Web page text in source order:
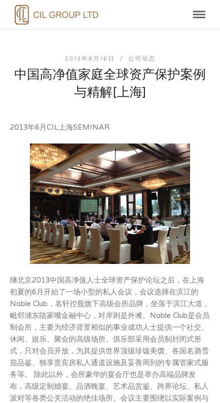
2013年8月16日 / 公司动态
中国高净值家庭全球资产保护案例
与精解[上海]
2013年6月CIL上海SEMINAR
继北京2013中国高净值人士全球资产保护论坛之后，在上海
初夏的6月开始了一场小型的私人会议，会议选择在滨江的
Noble Club，名轩控股旗下高级会所品牌，坐落于滨江大道，
毗邻浦东陆家嘴金融中心，对岸则是外滩。Noble Club是会员
制会所，主要为经济背景相似的事业成功人士提供一个社交、
休闲、娱乐、聚会的高级场所。俱乐部采用会员制封闭式形
式，只对会员开放，为其提供世界顶级珍馐美馔、各国名酒雪
茄品鉴、独享贵宾房私人通道设施及妥善周到的专属管家式服
务等。 除此以外，会所豪华的宴会厅也是举办高端品牌发
布，高级定制婚宴、品酒晚宴、艺术品赏鉴、跨界论坛、私人
派对等各类公关活动的绝佳场所。会议主要围绕以实际案例与